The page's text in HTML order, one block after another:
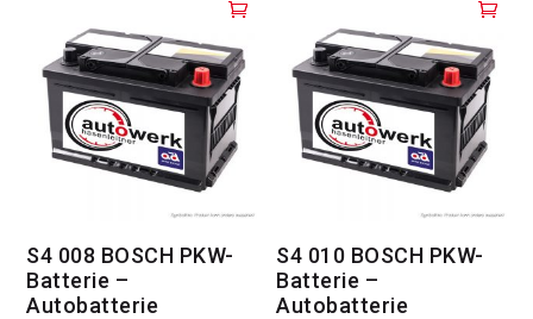
S4 008 BOSCH PKW-
Batterie –
Autobatterie
S4 010 BOSCH PKW-
Batterie –
Autobatterie